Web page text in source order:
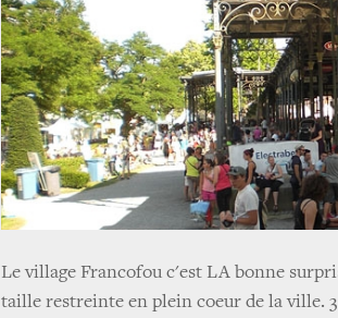
Le village Francofou c'est LA bonne
taille restreinte en plein coeur de la ville.